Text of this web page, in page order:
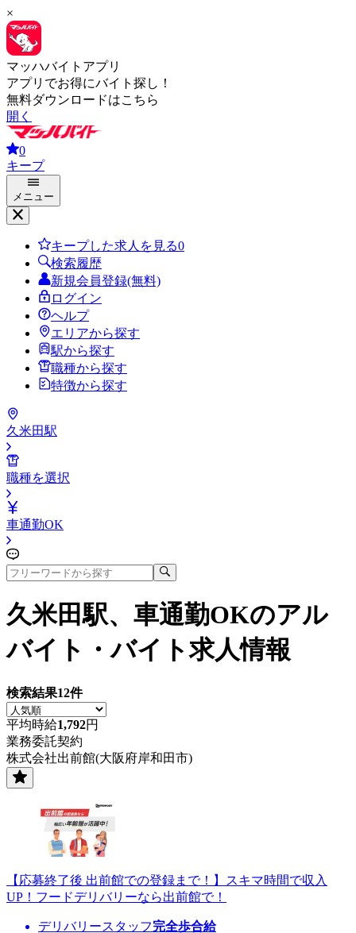
×
マッハバイトアプリ
アプリでお得にバイト探し！
無料ダウンロードはこちら
開く
0
キープ
メニュー
キープした求人を見る0
検索履歴
新規会員登録(無料)
ログイン
ヘルプ
エリアから探す
駅から探す
職種から探す
特徴から探す
久米田駅
職種を選択
車通勤OK
久米田駅、車通勤OKのアル
バイト・バイト求人情報
検索結果12件
平均時給1,792円
業務委託契約
株式会社出前館(大阪府岸和田市)
【応募終了後 出前館での登録まで！】スキマ時間で収入
UP！フードデリバリーなら出前館で！
デリバリースタッフ完全歩合給